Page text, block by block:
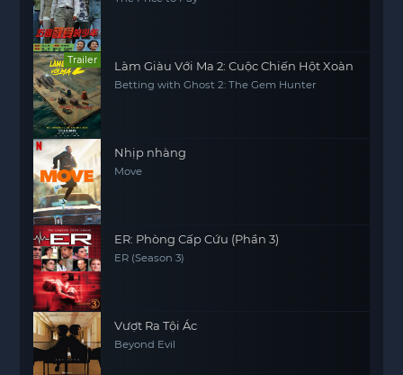
Trailer Làm Giàu Với Ma 2: Cuộc Chiến Hột Xoàn
Betting with Ghost 2: The Gem Hunter
Nhịp nhàng
Move
ER: Phòng Cấp Cứu (Phần 3)
ER (Season 3)
Vượt Ra Tội Ác
Beyond Evil